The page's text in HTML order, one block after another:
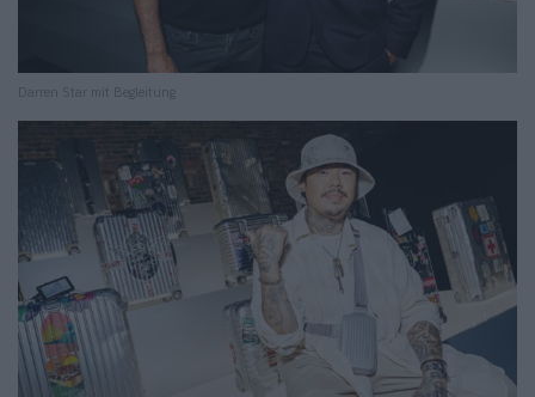
Darren Star mit Begleitung